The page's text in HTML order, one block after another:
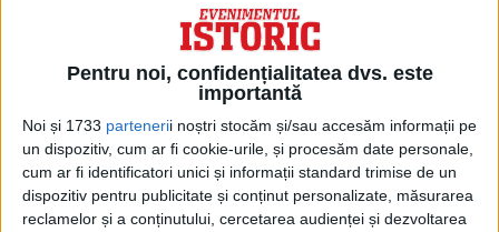
Pentru noi, confidențialitatea dvs. este
importantă
Noi și 1733 partenerii noștri stocăm și/sau accesăm informații pe
un dispozitiv, cum ar fi cookie-urile, și procesăm date personale,
cum ar fi identificatori unici și informații standard trimise de un
dispozitiv pentru publicitate și conținut personalizate, măsurarea
reclamelor și a conținutului, cercetarea audienței și dezvoltarea
o ofensivă horărâtoare în sud.
Generalul Prezan (foto) a susținutt că
bătălia de la Turtucaia a constituit un
eșec, care a slăbit forța morală a
armatei, fără însă a micșora capacitatea
ei de luptă.Examinând situația generală